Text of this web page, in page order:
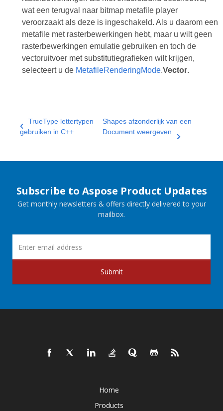
wat een terugval naar bitmap metafile player
veroorzaakt als deze is ingeschakeld. Als u daarom een
metafile met rasterbewerkingen hebt, maar u wilt geen
rasterbewerkingen emulatie gebruiken en toch de
vectoruitvoer met substitutiegrafieken wilt krijgen,
selecteert u de MetafileRenderingMode.Vector.
TrueType lettertypen
gebruiken in C++
Shapes afzonderlijk van een
Document weergeven
Subscribe to Aspose Product Updates
Get monthly newsletters & offers directly delivered to your
mailbox.
Submit
Home
Products